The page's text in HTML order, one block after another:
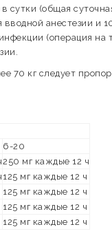
сутки (общая
анестезии и
(операция на
кг следует
6-20
250 мг каждые 12 ч
125 мг каждые 12 ч
125 мг каждые 12 ч
125 мг каждые 12 ч
125 мг каждые 12 ч